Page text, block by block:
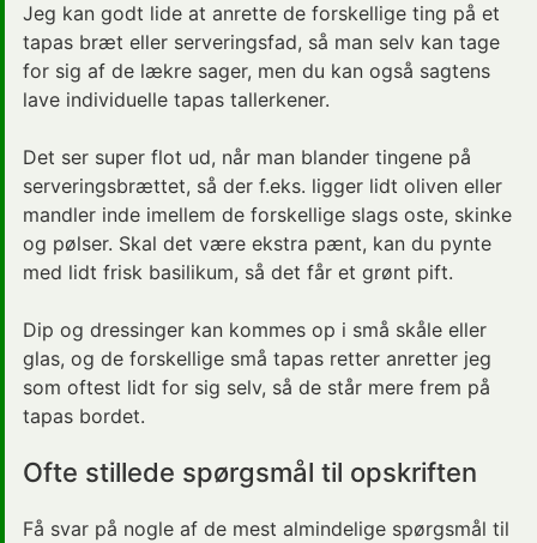
Jeg kan godt lide at anrette de forskellige ting på et
tapas bræt eller serveringsfad, så man selv kan tage
for sig af de lækre sager, men du kan også sagtens
lave individuelle tapas tallerkener.
Det ser super flot ud, når man blander tingene på
serveringsbrættet, så der f.eks. ligger lidt oliven eller
mandler inde imellem de forskellige slags oste, skinke
og pølser. Skal det være ekstra pænt, kan du pynte
med lidt frisk basilikum, så det får et grønt pift.
Dip og dressinger kan kommes op i små skåle eller
glas, og de forskellige små tapas retter anretter jeg
som oftest lidt for sig selv, så de står mere frem på
tapas bordet.
Ofte stillede spørgsmål til opskriften
Få svar på nogle af de mest almindelige spørgsmål til